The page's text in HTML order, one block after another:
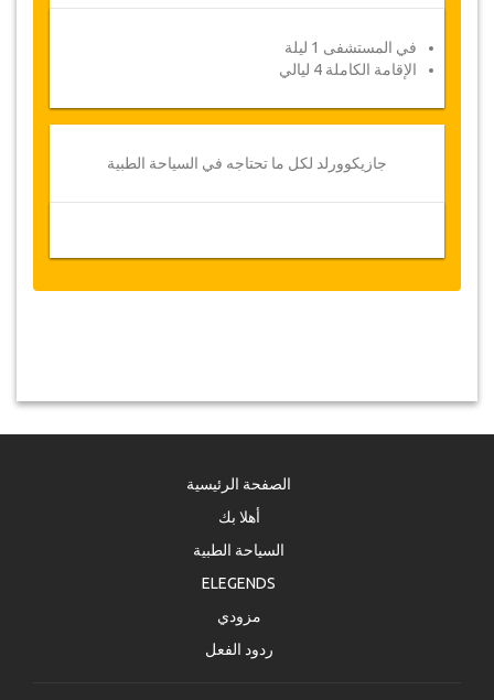
في المستشفى 1 ليلة
الإقامة الكاملة 4 ليالي
جازيكوورلد لكل ما تحتاجه في السياحة الطبية
الصفحة الرئيسية
أهلا بك
السياحة الطبية
ELEGENDS
مزودي
ردود الفعل